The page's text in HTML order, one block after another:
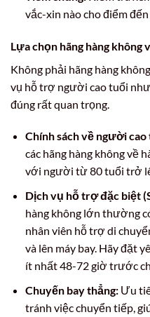
vắc-xin nào cho điểm
Lựa chọn hãng hàng không
Không phải hãng hàng
vụ hỗ trợ người cao tuổi
đúng rất quan trọng.
Chính sách về người cao
các hãng hàng không về
với người từ 80 tuổi trở
Dịch vụ hỗ trợ đặc biệt
hàng không lớn thường
nhân viên hỗ trợ di
và lên máy bay. Hãy đặt
ít nhất 48-72 giờ trước
Chuyến bay thẳng:Ưu
tránh việc chuyển tiếp,